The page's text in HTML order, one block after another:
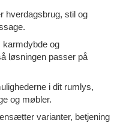
hverdagsbrug, stil og
karmdybde og
løsningen passer på
i dit rumlys,
og møbler.
varianter, betjening